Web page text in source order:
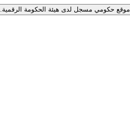
موقع حكومي مسجل لدى هيئة الحكومة الرقمية.